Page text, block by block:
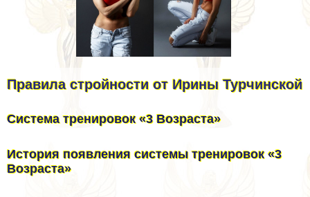
Правила стройности от Ирины Турчинской
Система тренировок «3 Возраста»
История появления системы тренировок «3
Возраста»